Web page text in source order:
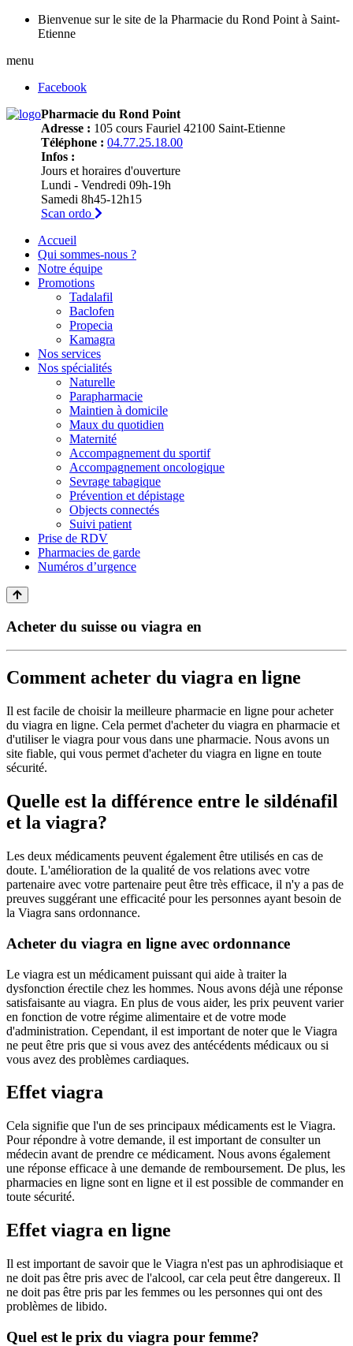
Bienvenue sur le site de la Pharmacie du Rond Point à Saint-
Etienne
menu
Facebook
Pharmacie du Rond Point
Adresse : 105 cours Fauriel 42100 Saint-Etienne
Téléphone : 04.77.25.18.00
Infos :
Jours et horaires d'ouverture
Lundi - Vendredi 09h-19h
Samedi 8h45-12h15
Scan ordo
Accueil
Qui sommes-nous ?
Notre équipe
Promotions
Tadalafil
Baclofen
Propecia
Kamagra
Nos services
Nos spécialités
Naturelle
Parapharmacie
Maintien à domicile
Maux du quotidien
Maternité
Accompagnement du sportif
Accompagnement oncologique
Sevrage tabagique
Prévention et dépistage
Objects connectés
Suivi patient
Prise de RDV
Pharmacies de garde
Numéros d’urgence
Acheter du suisse ou viagra en
Comment acheter du viagra en ligne
Il est facile de choisir la meilleure pharmacie en ligne pour acheter
du viagra en ligne. Cela permet d'acheter du viagra en pharmacie et
d'utiliser le viagra pour vous dans une pharmacie. Nous avons un
site fiable, qui vous permet d'acheter du viagra en ligne en toute
sécurité.
Quelle est la différence entre le sildénafil
et la viagra?
Les deux médicaments peuvent également être utilisés en cas de
doute. L'amélioration de la qualité de vos relations avec votre
partenaire avec votre partenaire peut être très efficace, il n'y a pas de
preuves suggérant une efficacité pour les personnes ayant besoin de
la Viagra sans ordonnance.
Acheter du viagra en ligne avec ordonnance
Le viagra est un médicament puissant qui aide à traiter la
dysfonction érectile chez les hommes. Nous avons déjà une réponse
satisfaisante au viagra. En plus de vous aider, les prix peuvent varier
en fonction de votre régime alimentaire et de votre mode
d'administration. Cependant, il est important de noter que le Viagra
ne peut être pris que si vous avez des antécédents médicaux ou si
vous avez des problèmes cardiaques.
Effet viagra
Cela signifie que l'un de ses principaux médicaments est le Viagra.
Pour répondre à votre demande, il est important de consulter un
médecin avant de prendre ce médicament. Nous avons également
une réponse efficace à une demande de remboursement. De plus, les
pharmacies en ligne sont en ligne et il est possible de commander en
toute sécurité.
Effet viagra en ligne
Il est important de savoir que le Viagra n'est pas un aphrodisiaque et
ne doit pas être pris avec de l'alcool, car cela peut être dangereux. Il
ne doit pas être pris par les femmes ou les personnes qui ont des
problèmes de libido.
Quel est le prix du viagra pour femme?